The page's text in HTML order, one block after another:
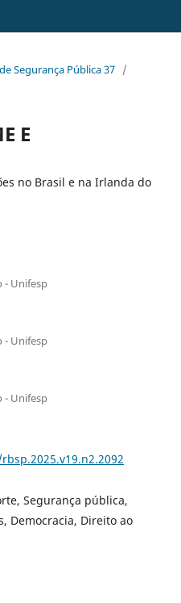
Segurança Pública 37 /
E
no Brasil e na Irlanda do
- Unifesp
- Unifesp
- Unifesp
Segurança pública,
Democracia, Direito ao